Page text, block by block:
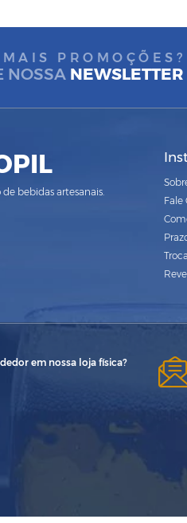
PROMOÇÕES?
NOSSA NEWSLETTER
bebidas artesanais.
Fale
em nossa loja física?